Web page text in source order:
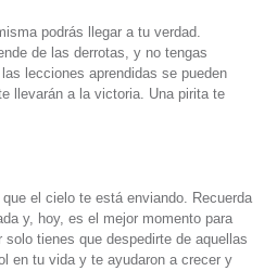
podrás llegar a tu verdad.
de las derrotas, y no tengas
lecciones aprendidas se pueden
llevarán a la victoria. Una pirita te
el cielo te está enviando. Recuerda
y, hoy, es el mejor momento para
solo tienes que despedirte de aquellas
en tu vida y te ayudaron a crecer y